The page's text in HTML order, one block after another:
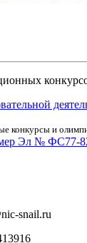
конкурсы и
Эл № ФС77-
snail.ru